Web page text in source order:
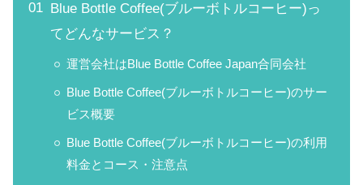
Blue Bottle Coffee(ブルーボトルコーヒー)っ
てどんなサービス？
運営会社はBlue Bottle Coffee Japan合同会社
Blue Bottle Coffee(ブルーボトルコーヒー)のサー
ビス概要
Blue Bottle Coffee(ブルーボトルコーヒー)の利用
料金とコース・注意点